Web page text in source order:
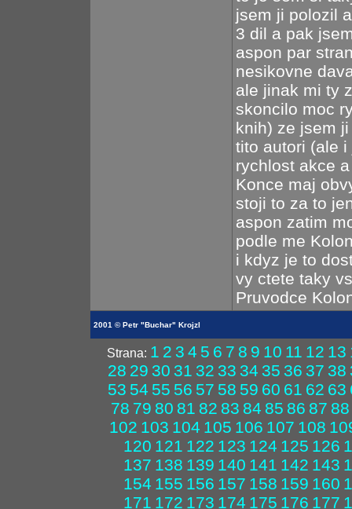
jsem ji polozil
3 dil a pak
aspon par
nesikovne
ale jinak mi ty
skoncilo moc
knih) ze jsem
tito autori (ale
rychlost akce
Konce maj
stoji to za to
aspon zatim
podle me
i kdyz je to
vy ctete taky
Pruvodce
2001 © Petr "Buchar" Krojzl
Strana: 1 2 3 4 5 6 7 8 9 10 11 12 13
28 29 30 31 32 33 34 35 36 37 38
53 54 55 56 57 58 59 60 61 62 63
78 79 80 81 82 83 84 85 86 87 88
102 103 104 105 106 107 108
120 121 122 123 124 125 126
137 138 139 140 141 142 143
154 155 156 157 158 159 160
171 172 173 174 175 176 177